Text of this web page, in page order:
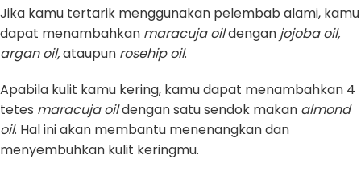
Jika kamu tertarik menggunakan pelembab alami, kamu
dapat menambahkan maracuja oildengan jojoba oil,
argan oil,ataupun rosehip oil.
Apabila kulit kamu kering, kamu dapat menambahkan 4
tetes maracuja oildengan satu sendok makan almond
oil. Hal ini akan membantu menenangkan dan
menyembuhkan kulit keringmu.